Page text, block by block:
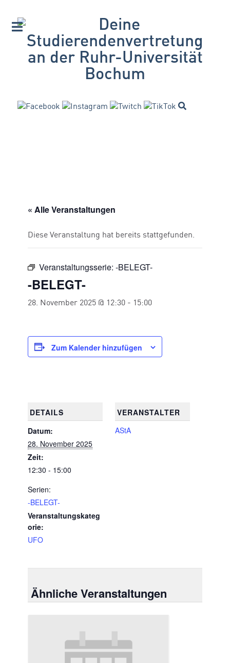
« Alle Veranstaltungen
Diese Veranstaltung hat bereits stattgefunden.
Veranstaltungsserie: -BELEGT-
-BELEGT-
28. November 2025 @ 12:30 - 15:00
Zum Kalender hinzufügen
DETAILS
Datum:
28. November 2025
Zeit:
12:30 - 15:00
Serien:
-BELEGT-
Veranstaltungskateg
orie:
UFO
VERANSTALTER
AStA
Ähnliche Veranstaltungen